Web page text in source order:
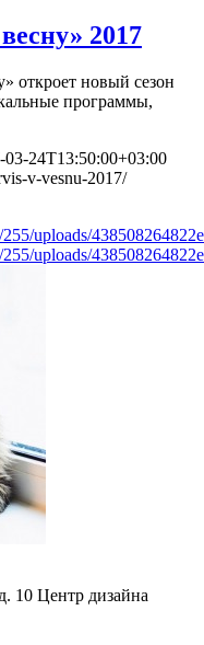
2017
откроет новый сезон
программы,
03-24T13:50:00+03:00
v-vesnu-2017/
uploads/
uploads/
10 Центр дизайна